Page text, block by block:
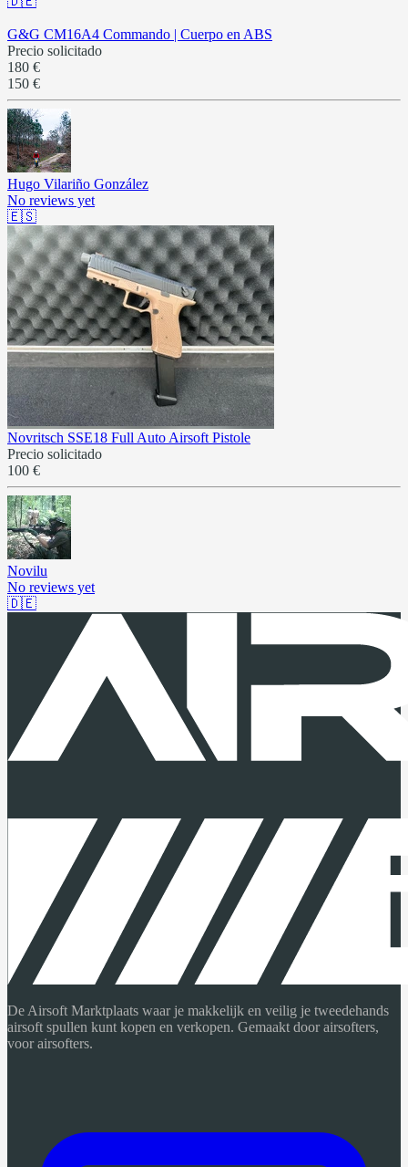
G&G CM16A4 Commando | Cuerpo en ABS
Precio solicitado
180 €
150 €
Hugo Vilariño González
No reviews yet
🇪🇸
Novritsch SSE18 Full Auto Airsoft Pistole
Precio solicitado
100 €
Novilu
No reviews yet
🇩🇪
De Airsoft Marktplaats waar je makkelijk en veilig je tweedehands
airsoft spullen kunt kopen en verkopen. Gemaakt door airsofters,
voor airsofters.